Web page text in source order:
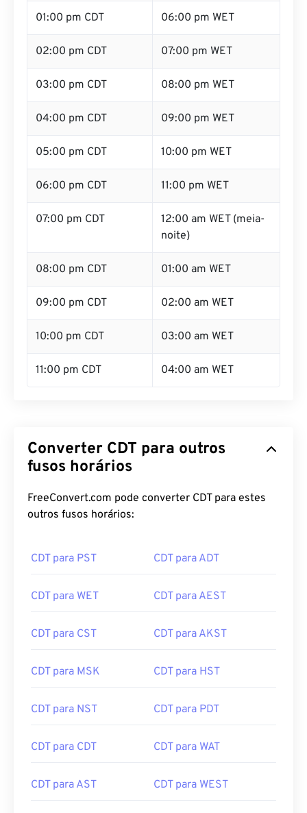
01:00 pm CDT 06:00 pm WET
02:00 pm CDT 07:00 pm WET
03:00 pm CDT 08:00 pm WET
04:00 pm CDT 09:00 pm WET
05:00 pm CDT 10:00 pm WET
06:00 pm CDT 11:00 pm WET
07:00 pm CDT
12:00 am WET (meia-
noite)
08:00 pm CDT 01:00 am WET
09:00 pm CDT 02:00 am WET
10:00 pm CDT 03:00 am WET
11:00 pm CDT 04:00 am WET
Converter CDT para outros
fusos horários
FreeConvert.com pode converter CDT para estes
outros fusos horários:
CDT para PST CDT para ADT
CDT para WET CDT para AEST
CDT para CST CDT para AKST
CDT para MSK CDT para HST
CDT para NST CDT para PDT
CDT para CDT CDT para WAT
CDT para AST CDT para WEST